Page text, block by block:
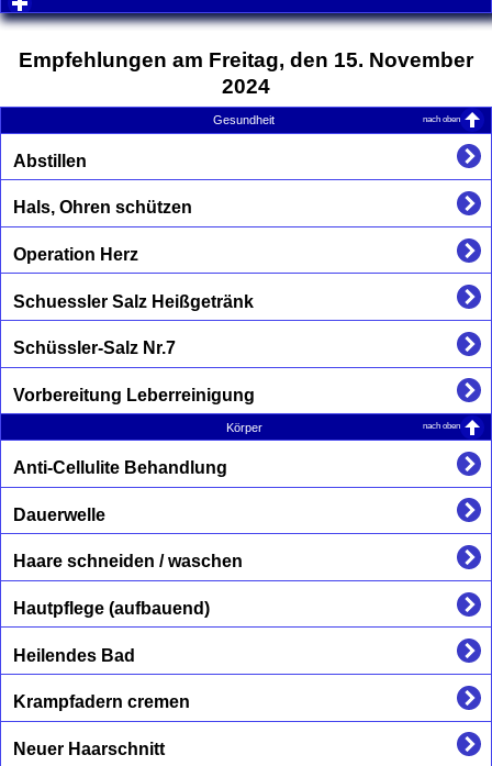
click to expand contents
Empfehlungen am Freitag, den 15. November
2024
Gesundheit nach oben
Abstillen
Hals, Ohren schützen
Operation Herz
Schuessler Salz Heißgetränk
Schüssler-Salz Nr.7
Vorbereitung Leberreinigung
Körper nach oben
Anti-Cellulite Behandlung
Dauerwelle
Haare schneiden / waschen
Hautpflege (aufbauend)
Heilendes Bad
Krampfadern cremen
Neuer Haarschnitt